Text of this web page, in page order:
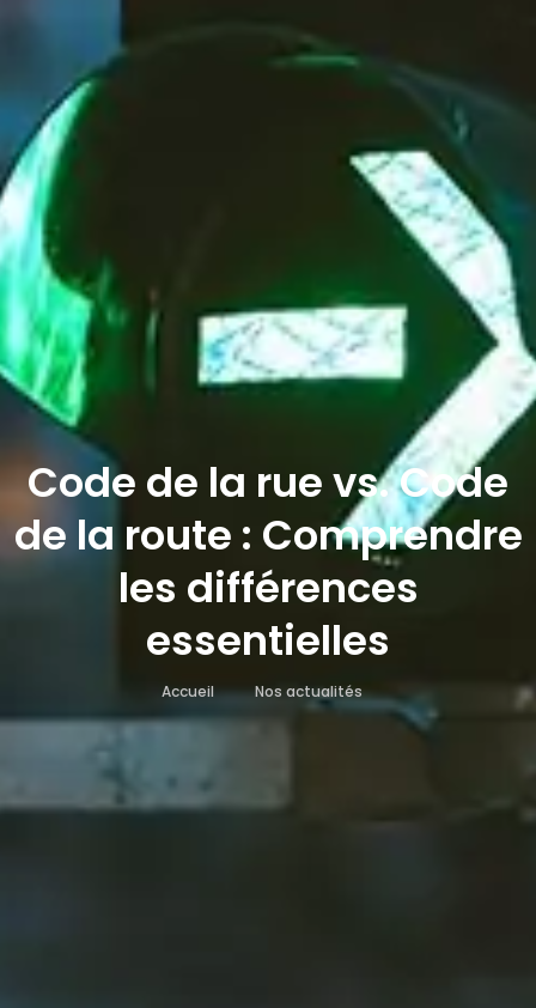
Code de la rue vs. Code
de la route : Comprendre
les différences
essentielles
Accueil Nos actualités